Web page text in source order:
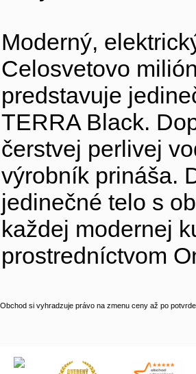
Moderný,
Celosvetovo
predstavuje
TERRA Black.
čerstvej perlivej
výrobník prináša.
jedinečné telo s
každej modernej
prostredníctvom
Obchod si vyhradzuje právo na zmenu ceny až po